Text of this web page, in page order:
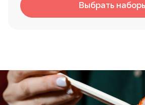
Выбрать